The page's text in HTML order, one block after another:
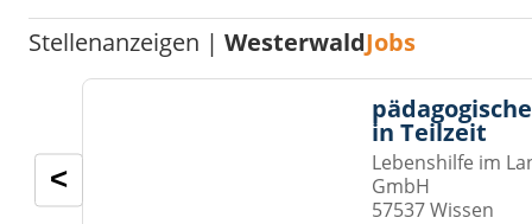
Stellenanzeigen |WesterwaldJobs
in Teilzeit
Lebenshilfe im
GmbH
57537 Wissen
<